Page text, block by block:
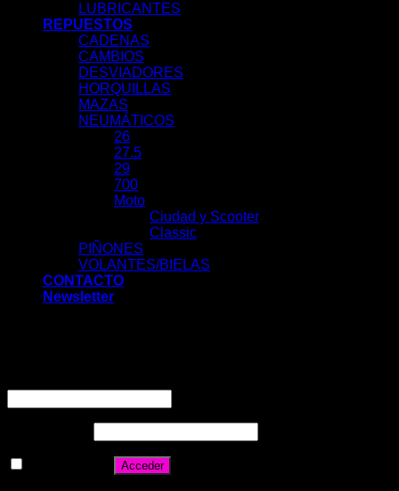
LUBRICANTES
REPUESTOS
CADENAS
CAMBIOS
DESVIADORES
HORQUILLAS
MAZAS
NEUMÁTICOS
26
27.5
29
700
Moto
Ciudad y Scooter
Classic
PIÑONES
VOLANTES/BIELAS
CONTACTO
Newsletter
Acceder